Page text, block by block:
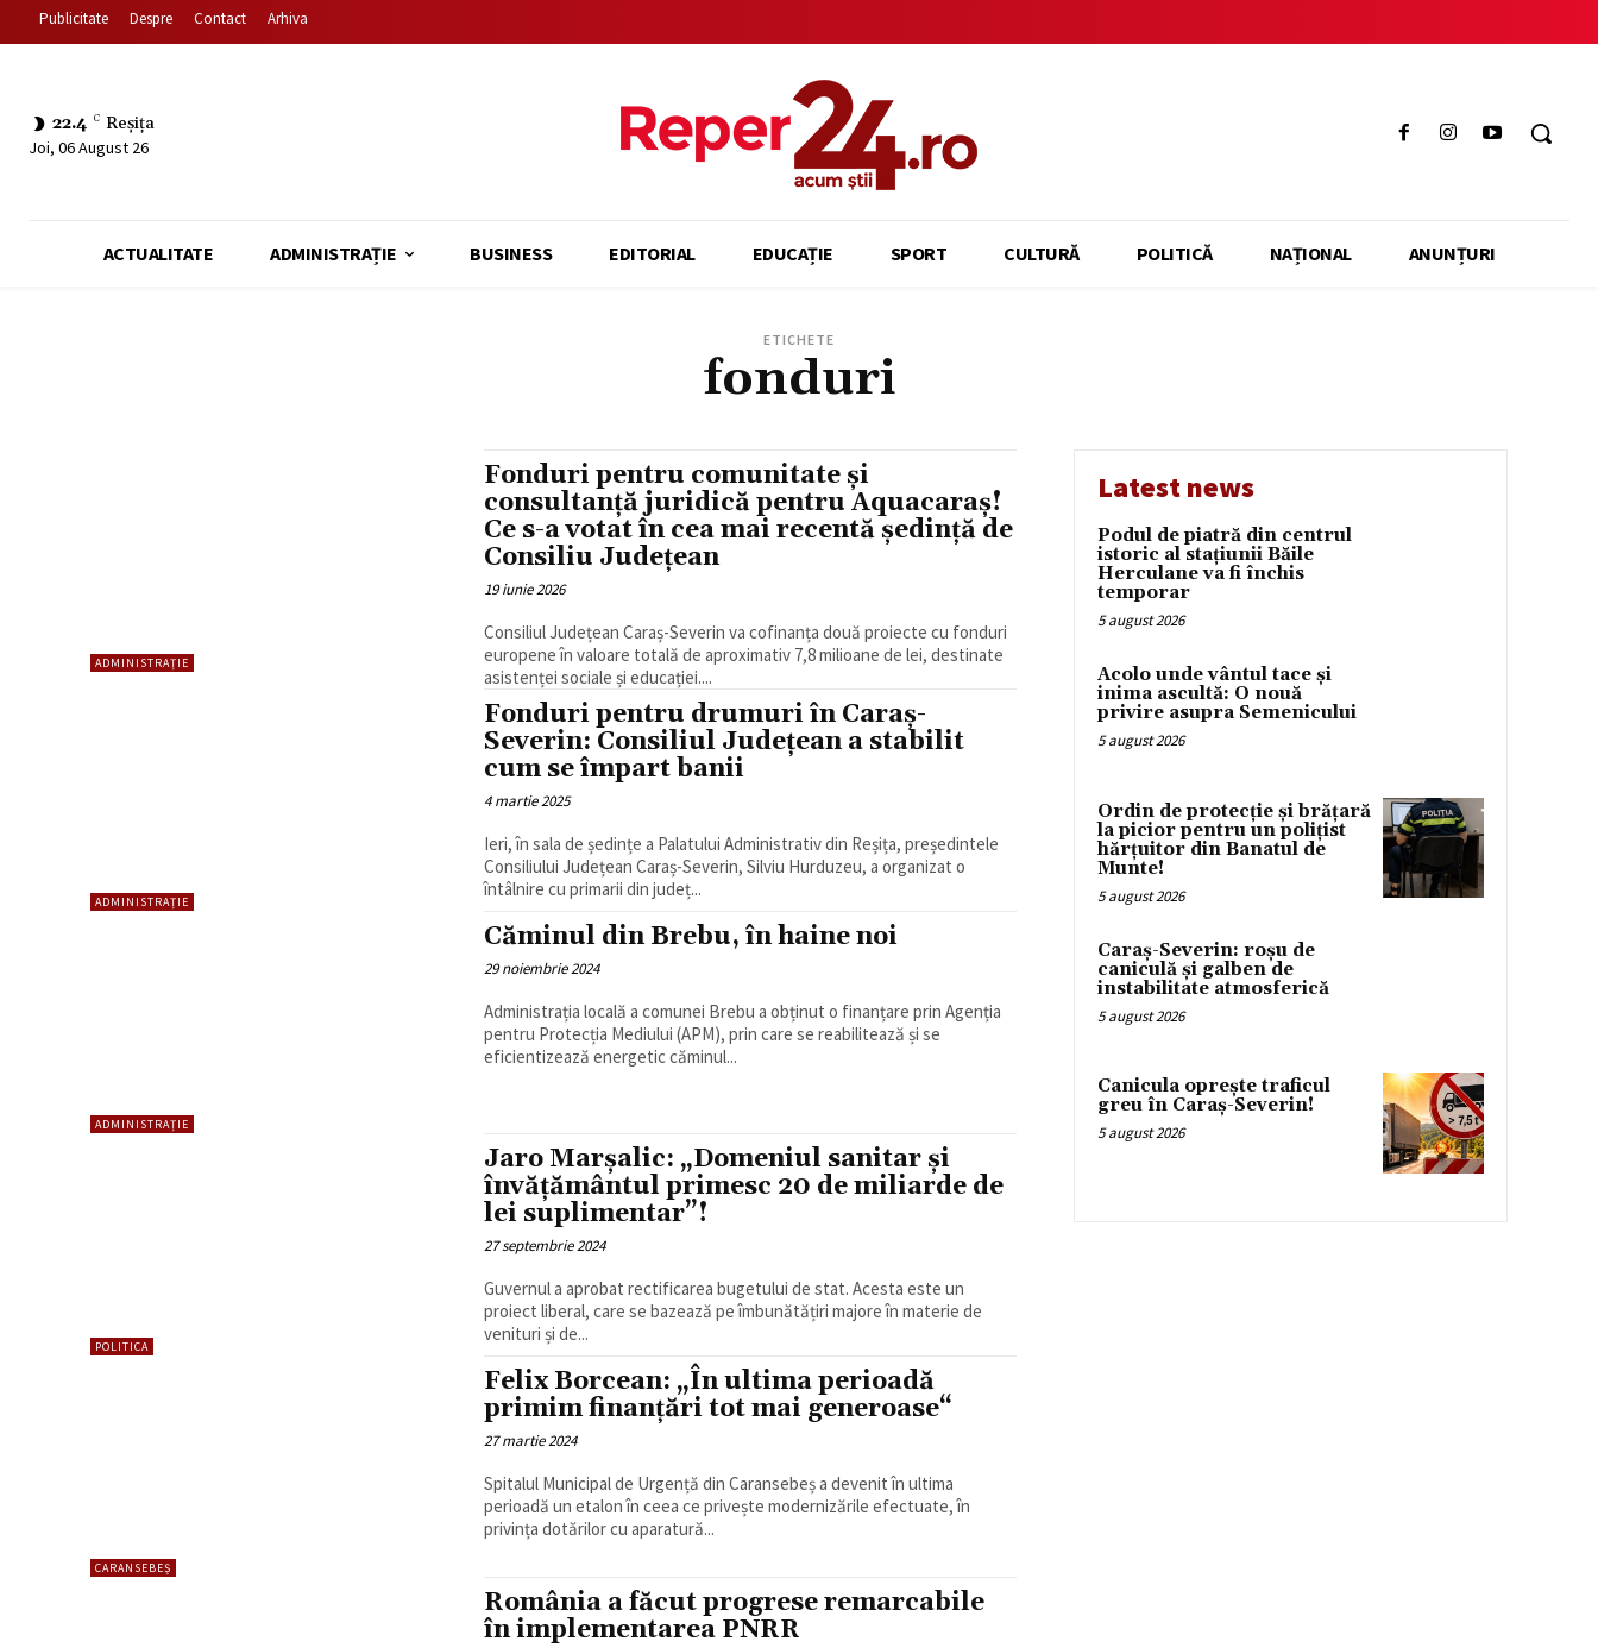
Publicitate Despre Contact Arhiva
22.4 C Reșița
Joi, 06 August 26
ACTUALITATE ADMINISTRAȚIE BUSINESS EDITORIAL EDUCAȚIE SPORT CULTURĂ POLITICĂ NAȚIONAL ANUNȚURI
ETICHETE
fonduri
ADMINISTRAȚIE
Fonduri pentru comunitate și
consultanță juridică pentru Aquacaraș!
Ce s-a votat în cea mai recentă ședință de
Consiliu Județean
19 iunie 2026
Consiliul Județean Caraș-Severin va cofinanța două proiecte cu fonduri
europene în valoare totală de aproximativ 7,8 milioane de lei, destinate
asistenței sociale și educației....
ADMINISTRAȚIE
Fonduri pentru drumuri în Caraș-
Severin: Consiliul Județean a stabilit
cum se împart banii
4 martie 2025
Ieri, în sala de ședințe a Palatului Administrativ din Reșița, președintele
Consiliului Județean Caraș-Severin, Silviu Hurduzeu, a organizat o
întâlnire cu primarii din județ...
ADMINISTRAȚIE
Căminul din Brebu, în haine noi
29 noiembrie 2024
Administrația locală a comunei Brebu a obținut o finanțare prin Agenția
pentru Protecția Mediului (APM), prin care se reabilitează și se
eficientizează energetic căminul...
POLITICA
Jaro Marșalic: „Domeniul sanitar și
învățământul primesc 20 de miliarde de
lei suplimentar”!
27 septembrie 2024
Guvernul a aprobat rectificarea bugetului de stat. Acesta este un
proiect liberal, care se bazează pe îmbunătățiri majore în materie de
venituri și de...
CARANSEBEȘ
Felix Borcean: „În ultima perioadă
primim finanțări tot mai generoase“
27 martie 2024
Spitalul Municipal de Urgență din Caransebeș a devenit în ultima
perioadă un etalon în ceea ce privește modernizările efectuate, în
privința dotărilor cu aparatură...
România a făcut progrese remarcabile
în implementarea PNRR
Latest news
Podul de piatră din centrul
istoric al stațiunii Băile
Herculane va fi închis
temporar
5 august 2026
Acolo unde vântul tace și
inima ascultă: O nouă
privire asupra Semenicului
5 august 2026
Ordin de protecție și brățară
la picior pentru un polițist
hărțuitor din Banatul de
Munte!
5 august 2026
Caraș-Severin: roșu de
caniculă și galben de
instabilitate atmosferică
5 august 2026
Canicula oprește traficul
greu în Caraș-Severin!
5 august 2026